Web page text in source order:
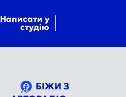
Написати у
студію
БІЖИ З